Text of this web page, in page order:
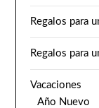
Regalos para
Regalos para
Vacaciones
Año Nuevo